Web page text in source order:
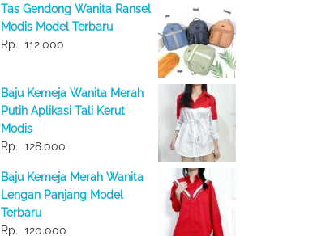
Tas Gendong Wanita Ransel
Modis Model Terbaru
Rp. 112.000
Baju Kemeja Wanita Merah
Putih Aplikasi Tali Kerut
Modis
Rp. 128.000
Baju Kemeja Merah Wanita
Lengan Panjang Model
Terbaru
Rp. 120.000